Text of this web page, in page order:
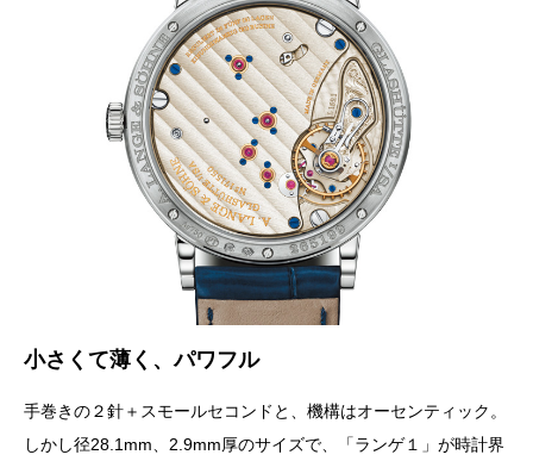
小さくて薄く、パワフル
手巻きの２針＋スモールセコンドと、機構はオーセンティック。
しかし径28.1mm、2.9mm厚のサイズで、「ランゲ１」が時計界